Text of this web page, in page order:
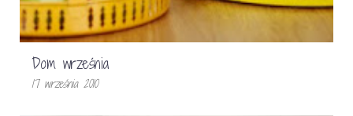
Dom września
17 września 2010